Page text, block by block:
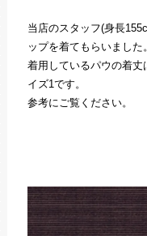
当店のスタッフ(身長
ップを着てもらいました。
着用しているパウの着
イズ1です。
参考にご覧ください。